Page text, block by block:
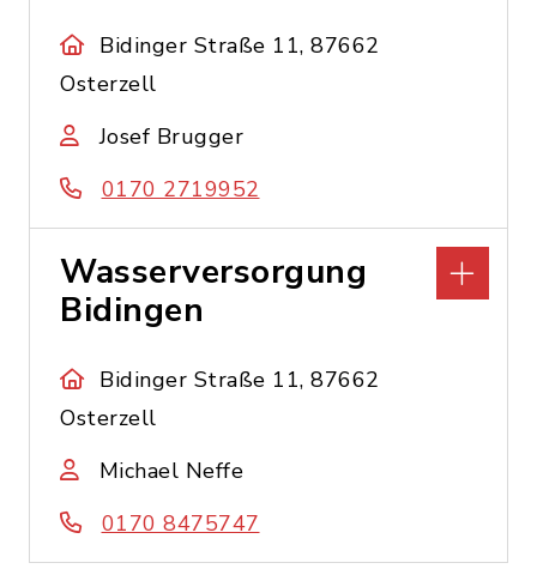
Bidinger Straße 11, 87662
Osterzell
Josef Brugger
0170 2719952
Wasserversorgung
Bidingen
Bidinger Straße 11, 87662
Osterzell
Michael Neffe
0170 8475747